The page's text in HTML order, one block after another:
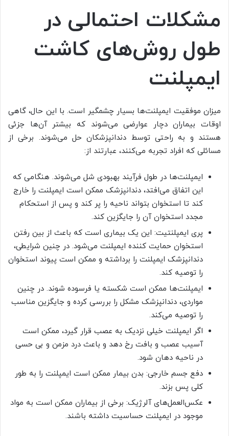
مشکلات احتمالی در
طول روش‌های کاشت
ایمپلنت
میزان موفقیت ایمپلنت‌ها بسیار چشمگیر است. با این حال، گاهی
اوقات بیماران دچار عوارضی می‌شوند که بیشتر آن‌ها جزئی
هستند و به راحتی توسط دندانپزشکان حل می‌شوند. برخی از
مسائلی که افراد تجربه می‌کنند، عبارتند از:
ایمپلنت‌ها در طول فرآیند بهبودی شل می‌شوند. هنگامی که
این اتفاق می‌افتد، دندانپزشک ممکن است ایمپلنت را خارج
کند تا استخوان بتواند ناحیه را پر کند و پس از استحکام
مجدد استخوان آن را جایگزین کند.
پری ایمپلنتیت: این یک بیماری است که باعث از بین رفتن
استخوان حمایت کننده ایمپلنت می‌شود. در چنین شرایطی،
دندانپزشک ایمپلنت را برداشته و ممکن است پیوند استخوان
را توصیه کند.
ایمپلنت‌ها ممکن است شکسته یا فرسوده شوند. در چنین
مواردی، دندانپزشک مشکل را بررسی کرده و جایگزین مناسب
را توصیه می‌کند.
اگر ایمپلنت خیلی نزدیک به عصب قرار گیرد، ممکن است
آسیب عصب و بافت رخ دهد و باعث درد مزمن و بی حسی
در ناحیه دهان شود.
دفع جسم خارجی: بدن بیمار ممکن است ایمپلنت را به طور
کلی پس بزند.
عکس‌العمل‌های آلرژیک: برخی از بیماران ممکن است به مواد
موجود در ایمپلنت حساسیت داشته باشند.